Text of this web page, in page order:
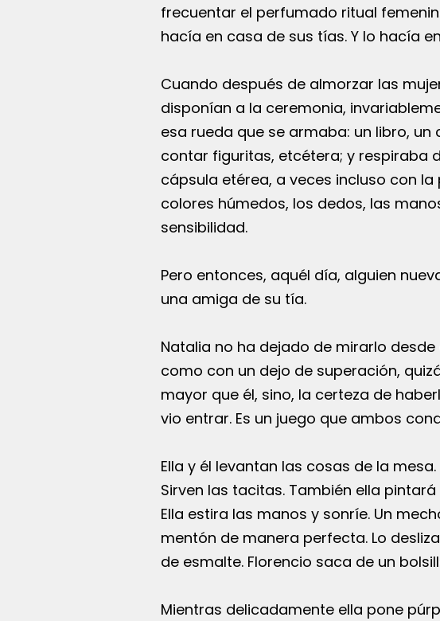
frecuentar el perfumado ritual
hacía en casa de sus tías. Y lo hacía
Cuando después de almorzar las
disponían a la ceremonia,
esa rueda que se armaba: un libro,
contar figuritas, etcétera; y respiraba
cápsula etérea, a veces incluso con
colores húmedos, los dedos, las
sensibilidad.
Pero entonces, aquél día, alguien
una amiga de su tía.
Natalia no ha dejado de mirarlo
como con un dejo de superación,
mayor que él, sino, la certeza de
vio entrar. Es un juego que ambos
Ella y él levantan las cosas de la
Sirven las tacitas. También ella
Ella estira las manos y sonríe. Un
mentón de manera perfecta. Lo
de esmalte. Florencio saca de un
Mientras delicadamente ella pone